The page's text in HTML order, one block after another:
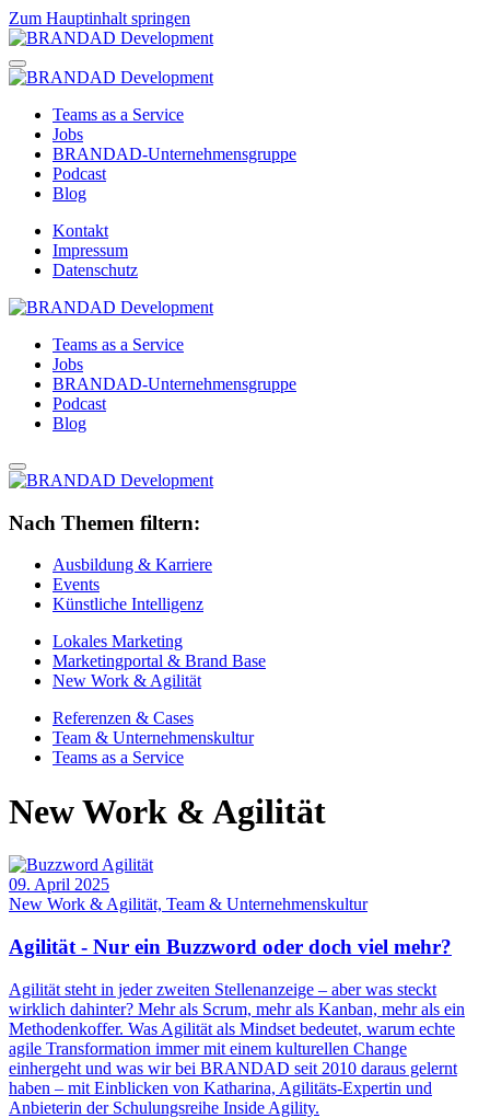
Zum Hauptinhalt springen
Teams as a Service
Jobs
BRANDAD-Unternehmensgruppe
Podcast
Blog
Kontakt
Impressum
Datenschutz
Teams as a Service
Jobs
BRANDAD-Unternehmensgruppe
Podcast
Blog
Nach Themen filtern:
Ausbildung & Karriere
Events
Künstliche Intelligenz
Lokales Marketing
Marketingportal & Brand Base
New Work & Agilität
Referenzen & Cases
Team & Unternehmenskultur
Teams as a Service
New Work & Agilität
09. April 2025
New Work & Agilität, Team & Unternehmenskultur
Agilität - Nur ein Buzzword oder doch viel mehr?
Agilität steht in jeder zweiten Stellenanzeige – aber was steckt
wirklich dahinter? Mehr als Scrum, mehr als Kanban, mehr als ein
Methodenkoffer. Was Agilität als Mindset bedeutet, warum echte
agile Transformation immer mit einem kulturellen Change
einhergeht und was wir bei BRANDAD seit 2010 daraus gelernt
haben – mit Einblicken von Katharina, Agilitäts-Expertin und
Anbieterin der Schulungsreihe Inside Agility.